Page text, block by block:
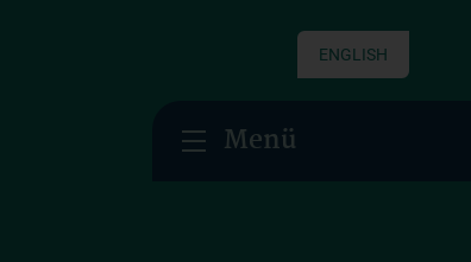
ENGLISH
Menü